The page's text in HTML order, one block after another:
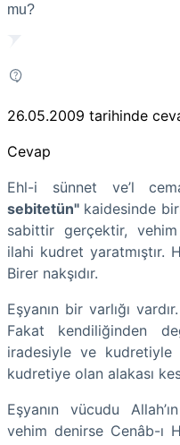
mu?
26.05.2009 tarihinde
Cevap
Ehl-i sünnet ve’l
sebitetün" kaidesinde
sabittir gerçektir,
ilahi kudret yaratmıştır.
Birer nakşıdır.
Eşyanın bir varlığı
Fakat kendiliğinden
iradesiyle ve kudretiyle
kudretiye olan alakası
Eşyanın vücudu
vehim denirse Cenâb-ı